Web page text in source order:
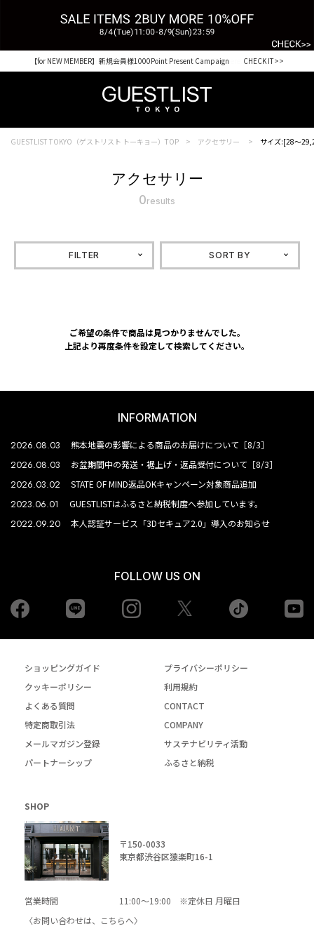
Shopping from outside Japan? Visit our Global Site here. >>
【for NEW MEMBER】新規会員様1000Point Present Campaign CHECK IT>>
GUESTLIST TOKYO（ゲストリスト トーキョー）TOP アクセサリー サイズ:[28～
アクセサリー
0results
FILTER SORT BY
ご希望の条件で商品は見つかりませんでした。
上記より再度条件を設定して検索してください。
INFORMATION
2026.08.03 熊本地震の影響による商品のお届けについて［8/3］
2026.08.03 お盆期間中の発送・裾上げ・返品受付について［8/3］
2026.03.02 STATE OF MIND返品OKキャンペーン対象商品追加
2023.06.01 GUESTLISTはふるさと納税制度へ参加しています。
2022.09.20 本人認証サービス「3Dセキュア2.0」導入のお知らせ
FOLLOW US ON
Facebook Instagram tiktok
ショッピングガイド
プライバシーポリシー
クッキーポリシー
利用規約
よくある質問
CONTACT
特定商取引法
COMPANY
メールマガジン登録
サステナビリティ活動
パートナーシップ
ふるさと納税
SHOP
〒150-0033
東京都渋谷区猿楽町16-1
営業時間
11:00～19:00 ※定休日 月曜日
〈お問い合わせは、
こちらへ〉